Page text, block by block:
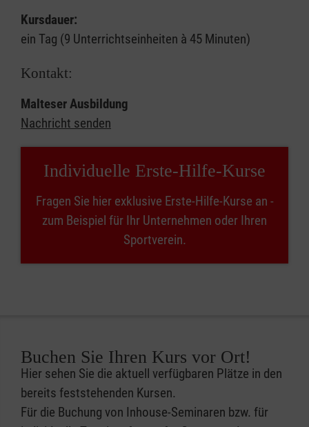
Kursdauer:
ein Tag (9 Unterrichtseinheiten à 45 Minuten)
Kontakt:
Malteser Ausbildung
Nachricht senden
Individuelle Erste-Hilfe-Kurse
Fragen Sie hier exklusive Erste-Hilfe-Kurse an -
zum Beispiel für Ihr Unternehmen oder Ihren
Sportverein.
Buchen Sie Ihren Kurs vor Ort!
Hier sehen Sie die aktuell verfügbaren Plätze in den
bereits feststehenden Kursen.
Für die Buchung von Inhouse-Seminaren bzw. für